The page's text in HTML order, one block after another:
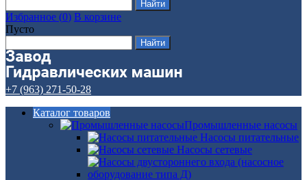
Избранное (0) В корзине
Пусто
+7 (963) 271-50-28
Каталог товаров
Промышленные насосы
Насосы питательные
Насосы сетевые